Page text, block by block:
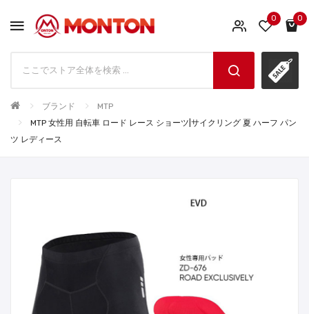
0 0
ブランド
MTP
MTP 女性用 自転車 ロード レース ショーツ|サイクリング 夏 ハーフ パン
ツ レディース